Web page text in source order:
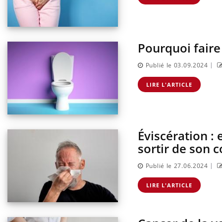
Pourquoi
Publié le 03.09.2024 |
LIRE L'ARTICLE
Éviscération :
sortir de son
Publié le 27.06.2024 |
LIRE L'ARTICLE
Comment oublier les
Youtube
Eczéma Chronique des Mains :
expliquer ma maladieYoutube
Il y a des sujets qui sont faciles à aborder...
d'autres non ! D'un côté, poser des questions